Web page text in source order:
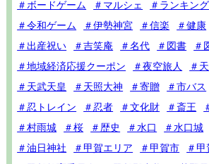
＃ボードゲーム
＃マルシェ ＃ランキング
＃令和ゲーム
＃伊勢神宮 ＃信楽 ＃健康
＃出産祝い
＃吉笑庵 ＃名代 ＃図書 ＃
＃地域経済応援クーポン
＃夜空旅人
＃
＃天武天皇
＃天照大神 ＃寄贈 ＃市バス
＃忍トレイン
＃忍者 ＃文化財 ＃斎王
＃村雨城
＃桜 ＃歴史 ＃水口 ＃水口城
＃油日神社
＃甲賀エリア ＃甲賀市
＃